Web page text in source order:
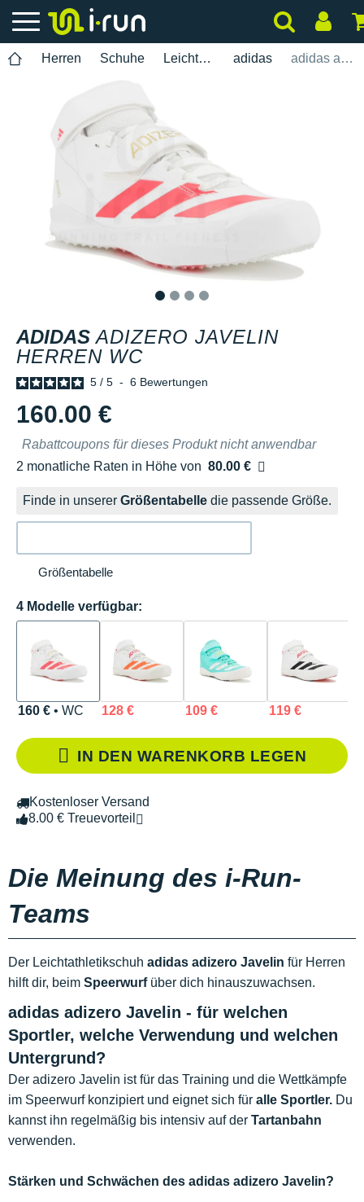
Herren Schuhe Leichtathletik adidas adidas adizero Javelin Herren WC
ADIDAS ADIZERO JAVELIN
HERREN WC
5 / 5 - 6 Bewertungen
160.00 €
Rabattcoupons für dieses Produkt nicht anwendbar
2 monatliche Raten in Höhe von 80.00 €
Ohne Zusatzkosten
Finde in unserer Größentabelle die passende Größe.
Größentabelle
4 Modelle verfügbar:
160 €• WC 128 € 109 € 119 €
IN DEN WARENKORB LEGEN
Kostenloser Versand
8.00 € Treuevorteil
Die Meinung des i-Run-
Teams
Der Leichtathletikschuh adidas adizero Javelin für Herren
hilft dir, beim Speerwurfüber dich hinauszuwachsen.
adidas adizero Javelin - für welchen
Sportler, welche Verwendung und welchen
Untergrund?
Der adizero Javelin ist für das Training und die Wettkämpfe
im Speerwurf konzipiert und eignet sich für alle Sportler. Du
kannst ihn regelmäßig bis intensiv auf der Tartanbahn
verwenden.
Stärken und Schwächen des adidas adizero Javelin?